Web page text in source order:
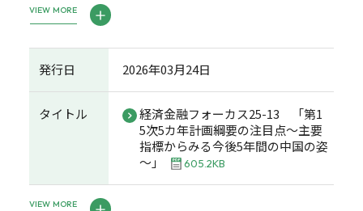
VIEW MORE
発行日 2026年03月24日
タイトル
経済金融フォーカス25-13 「第1
5次5カ年計画綱要の注目点～主要
指標からみる今後5年間の中国の姿
～」
605.2KB
VIEW MORE